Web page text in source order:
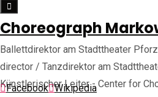
Choreograph
Ballettdirektor am Stadttheater
director / Tanzdirektor am
Künstlerischer Leiter - Center for
Facebook Wikipedia
Guido
Markowitz,
„Köpfe
des
Guido
Top